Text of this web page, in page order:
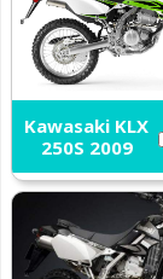
Kawasaki KLX
250S 2009